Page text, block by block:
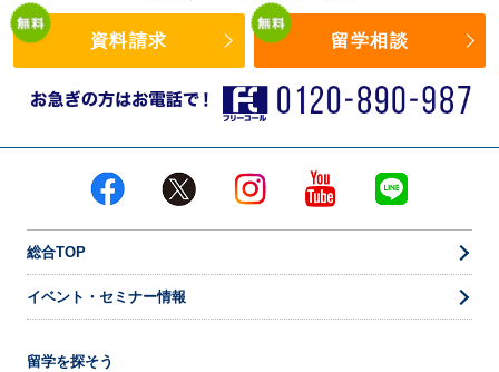
資料請求 留学相談
総合TOP
イベント・セミナー情報
留学を探そう